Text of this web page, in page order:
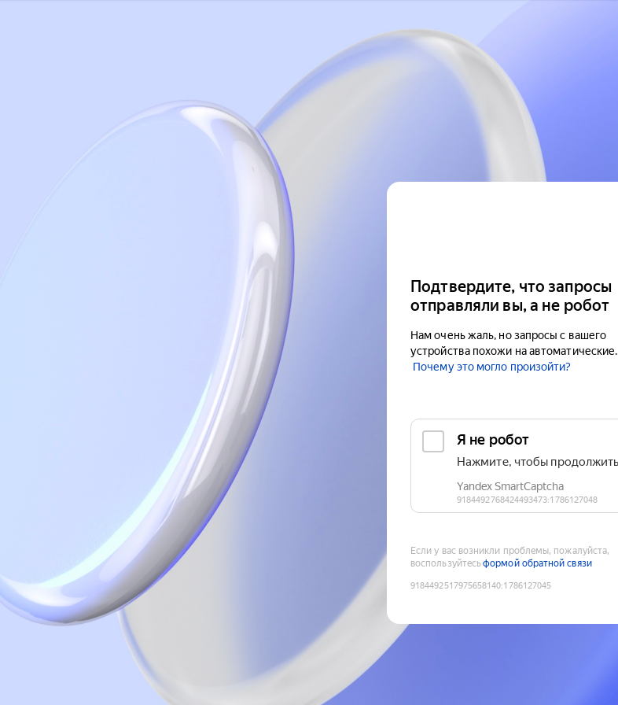
Подтвердите, что запросы
отправляли вы, а не робот
Нам очень жаль, но запросы с вашего
устройства похожи на автоматические.
Почему это могло произойти?
Если у вас возникли проблемы, пожалуйста,
воспользуйтесьформой обратной связи
9184492517975658140:1786127045